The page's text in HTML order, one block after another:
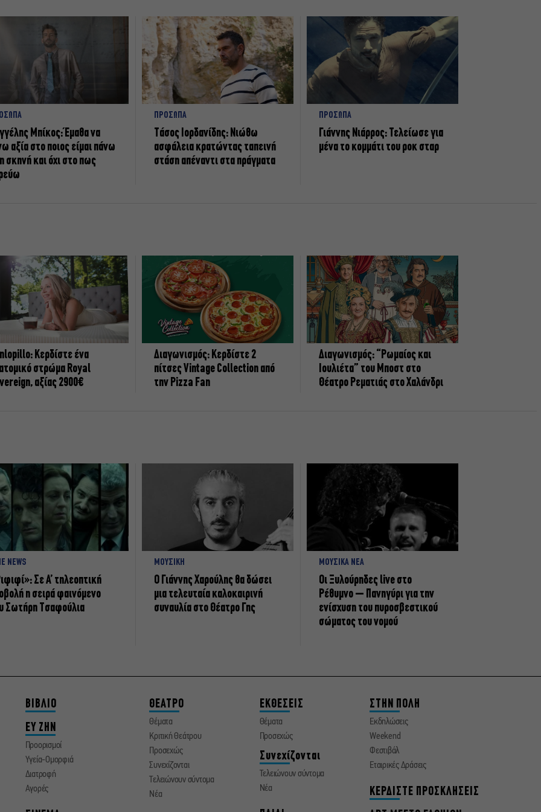
Μπίκος: Έμαθα να
αξία στο ποιος είμαι πάνω
σκηνή και όχι στο πως
ΠΡΟΣΩΠΑ
Tάσος Ιορδανίδης: Νιώθω
ασφάλεια κρατώντας ταπεινή
στάση απέναντι στα πράγματα
ΠΡΟΣΩΠΑ
Γιάννης Νιάρρος: Τελείωσε για
μένα το κομμάτι του ροκ σταρ
Κερδίστε ένα
στρώμα Royal
αξίας 2900€
Διαγωνισμός: Κερδίστε 2
πίτσες Vintage Collection από
την Pizza Fan
Διαγωνισμός: “Ρωμαίος και
Ιουλιέτα” του Μποστ στο
Θέατρο Ρεματιάς στο Χαλάνδρι
NEWS
Σε Α’ τηλεοπτική
η σειρά φαινόμενο
Σωτήρη Τσαφούλια
ΜΟΥΣΙΚΗ
Ο Γιάννης Χαρούλης θα δώσει
μια τελευταία καλοκαιρινή
συναυλία στο Θέατρο Γης
ΜΟΥΣΙΚΑ ΝΕΑ
Οι Ξυλούρηδες live στο
Ρέθυμνο – Πανηγύρι για την
ενίσχυση του πυροσβεστικού
σώματος του νομού
ΒΙΒΛΙΟ
ΕΥ ΖΗΝ
Προορισμοί
Υγεία-Ομορφιά
Διατροφή
Αγορές
ΘΕΑΤΡΟ
Θέματα
Κριτική Θεάτρου
Προσεχώς
Συνεχίζονται
Τελειώνουν σύντομα
Νέα
ΕΚΘΕΣΕΙΣ
Θέματα
Προσεχώς
Συνεχίζονται
Τελειώνουν σύντομα
Νέα
ΣΤΗΝ ΠΟΛΗ
Εκδηλώσεις
Weekend
Φεστιβάλ
Εταιρικές Δράσεις
ΚΕΡΔΙΣΤΕ ΠΡΟΣΚΛΗΣΕΙΣ